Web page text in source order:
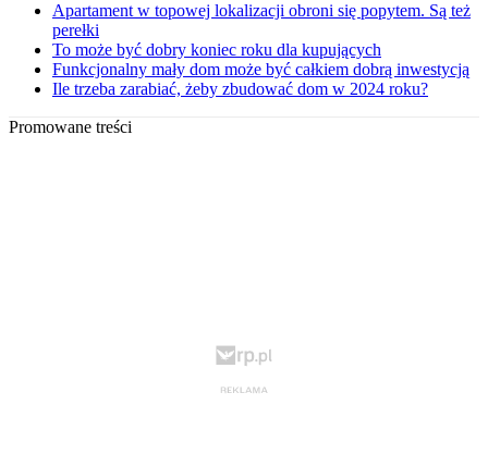
Apartament w topowej lokalizacji obroni się popytem. Są też
perełki
To może być dobry koniec roku dla kupujących
Funkcjonalny mały dom może być całkiem dobrą inwestycją
Ile trzeba zarabiać, żeby zbudować dom w 2024 roku?
Promowane treści